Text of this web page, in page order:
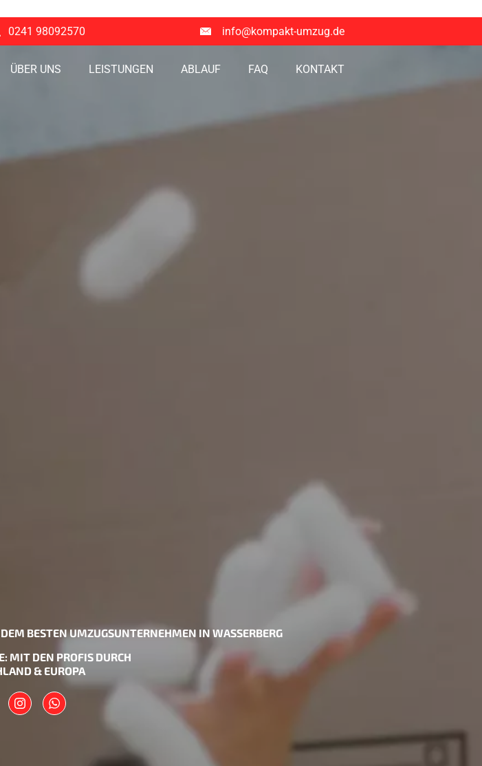
0241 98092570 info@kompakt-umzug.de
ÜBER UNS LEISTUNGEN ABLAUF FAQ KONTAKT
BESTEN UMZUGSUNTERNEHMEN IN WASSERBERG
MIT DEN PROFIS DURCH
& EUROPA